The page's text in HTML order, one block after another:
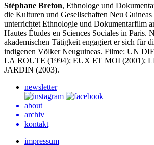
Stéphane Breton, Ethnologe und
die Kulturen und Gesellschaften Neu
unterrichtet Ethnologie und Dokumentarfilm
Hautes Études en Sciences Sociales in Paris.
akademischen Tätigkeit engagiert er sich für
indigenen Völker Neuguineas. Filme: UN
LA ROUTE (1994); EUX ET MOI (2001);
JARDIN (2003).
newsletter
about
archiv
kontakt
impressum